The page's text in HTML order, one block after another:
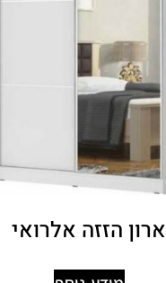
ארון הזזה אלרואי